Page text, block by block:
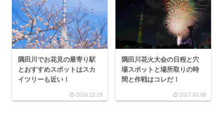
隅田川でお花見の最寄り駅
とおすすめスポットはスカ
イツリーも近い！
2016.12.19
隅田川花火大会の日程と穴
場スポットと場所取りの時
間と作戦はコレだ！
2017.03.06